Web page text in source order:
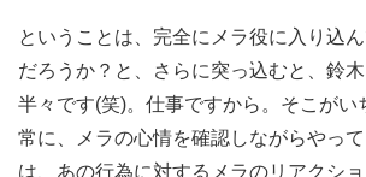
ということは、完全にメラ役に入り込
だろうか？と、さらに突っ込むと、鈴木
半々です(笑)。仕事ですから。そこがい
常に、メラの心情を確認しながらやっ
は、あの行為に対するメラのリアクシ